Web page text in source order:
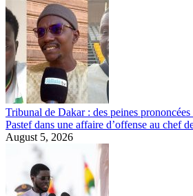
Tribunal de Dakar : des peines
Pastef dans une affaire d’offense au chef
August 5, 2026